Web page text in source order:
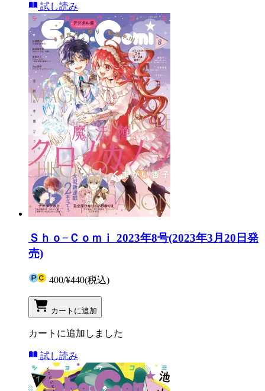
試し読み
Ｓｈｏ−Ｃｏｍｉ 2023年8号(2023年3月20日発
売)
400/¥440(税込)
カートに追加
カートに追加しました
試し読み